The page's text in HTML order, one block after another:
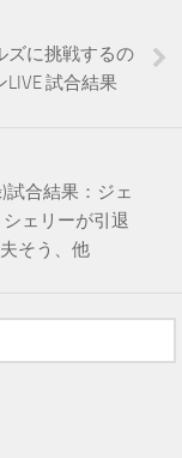
ズに挑戦するの
試合結果
)試合結果：ジェ
ェリーが引退
そう、他